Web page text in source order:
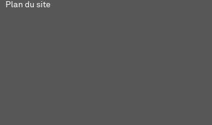
Plan du site